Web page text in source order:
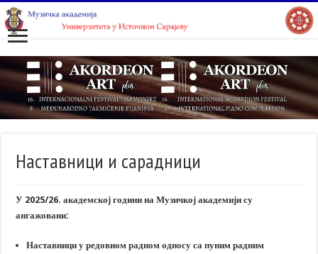
Наставници и сарадници
У 2025/26. академској години на Музичкој академији су
ангажовани:
Наставници у редовном радном односу са пуним радним